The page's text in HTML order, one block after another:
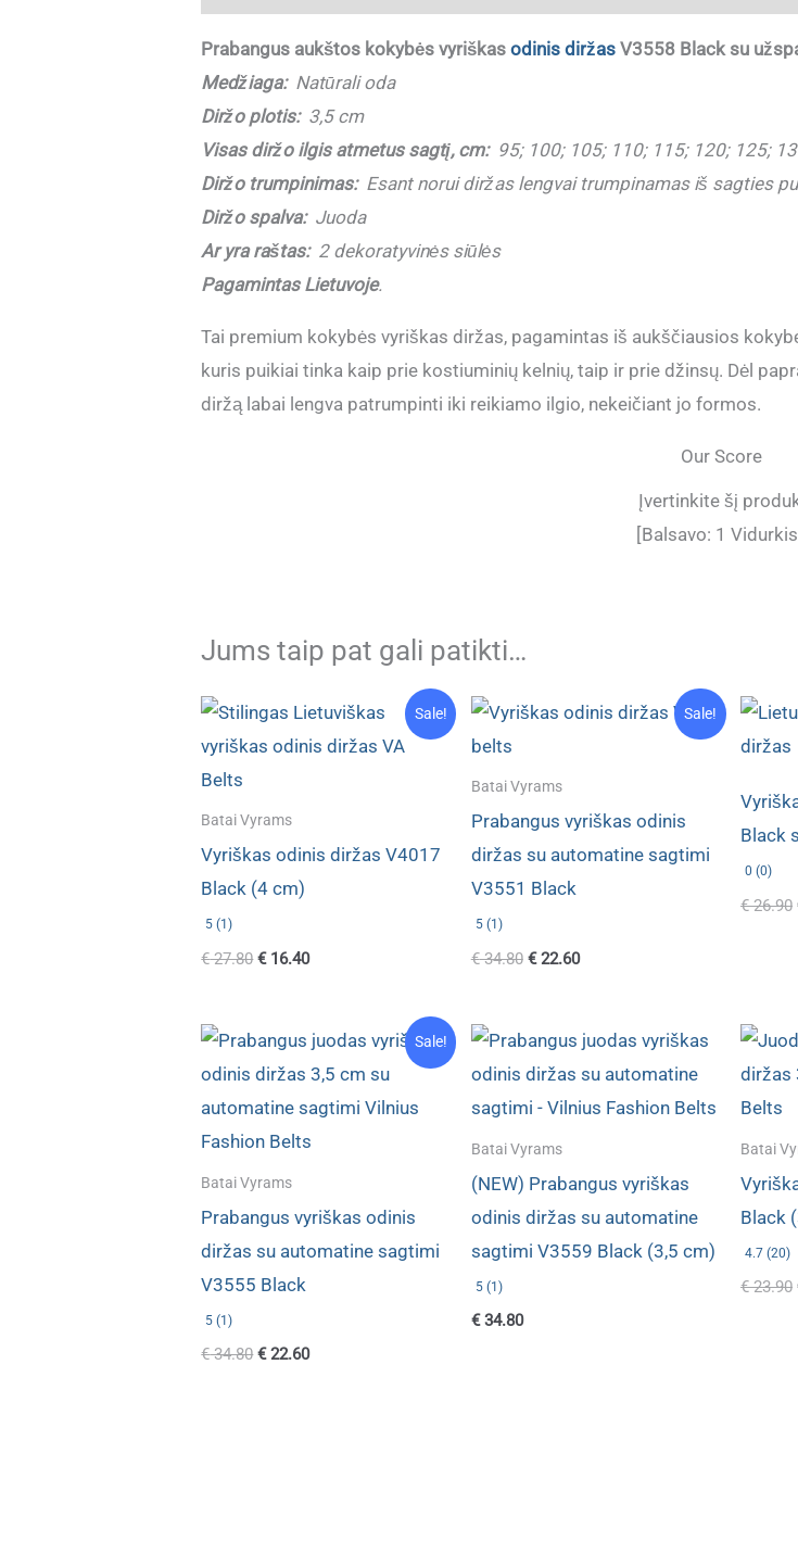
Prabangus aukštos kokybės vyriškasodinis diržas V3558 Black su
Medžiaga: Natūrali oda
Diržo plotis:3,5 cm
Visas diržo ilgis atmetus sagtį, cm: 95; 100; 105; 110; 115; 120; 125;
Diržo trumpinimas:Esant norui diržas lengvai trumpinamas iš sagties
Diržo spalva:Juoda
Ar yra raštas:2 dekoratyvinės siūlės
Pagamintas Lietuvoje.
Tai premium kokybės vyriškas diržas, pagamintas iš aukščiausios
kuris puikiai tinka kaip prie kostiuminių kelnių, taip ir prie džinsų. Dėl
diržą labai lengva patrumpinti iki reikiamo ilgio, nekeičiant jo formos.
Our Score
Įvertinkite šį
[Balsavo: 1
Jums taip pat gali patikti…
Sale!
Batai Vyrams
Vyriškas odinis diržas V4017
Black (4 cm)
5 (1)
€27.80 Original
€16.40Current
Sale!
Batai Vyrams
Prabangus vyriškas odinis
diržas su automatine sagtimi
V3551 Black
5 (1)
€34.80 Original
€22.60Current
Black
0 (0)
€26.90
Sale!
Batai Vyrams
Prabangus vyriškas odinis
diržas su automatine sagtimi
V3555 Black
5 (1)
€34.80 Original
€22.60Current
Batai Vyrams
(NEW) Prabangus vyriškas
odinis diržas su automatine
sagtimi V3559 Black (3,5 cm)
5 (1)
€34.80
Batai
Black
4.7 (20)
€23.90